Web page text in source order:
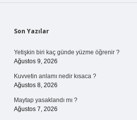
Sidebar
Son Yazılar
Yetişkin biri kaç günde yüzme öğrenir ?
Ağustos 9, 2026
Kuvvetin anlamı nedir kısaca ?
Ağustos 8, 2026
Maytap yasaklandı mı ?
Ağustos 7, 2026